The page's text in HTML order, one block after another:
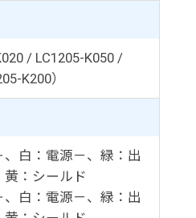
/ LC1205-K050 /
K200）
、白：電源－、緑：出
：シールド
、白：電源－、緑：出